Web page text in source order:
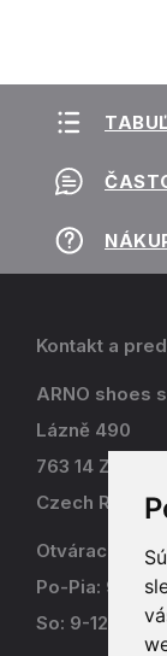
Kontakt a
ARNO shoes
Lázně 490
763 14 Zlín -
Czech
Otváracia
Po-Pia: 9-17
So: 9-12